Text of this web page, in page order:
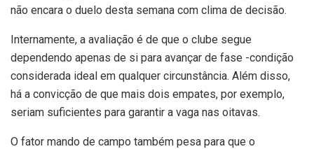
não encara o duelo desta semana com clima de decisão.
Internamente, a avaliação é de que o clube segue
dependendo apenas de si para avançar de fase -condição
considerada ideal em qualquer circunstância. Além disso,
há a convicção de que mais dois empates, por exemplo,
seriam suficientes para garantir a vaga nas oitavas.
O fator mando de campo também pesa para que o